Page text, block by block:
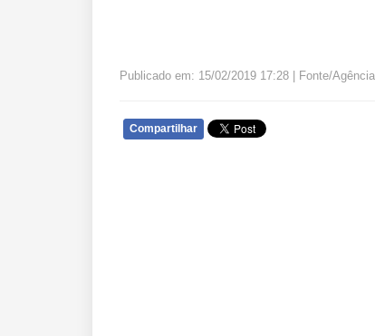
Publicado em: 15/02/2019 17:28 | Fonte/
Compartilhar